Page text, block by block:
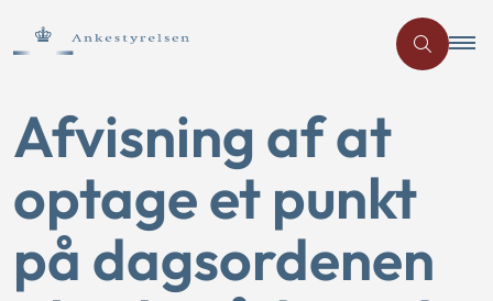
Afvisning af at
optage et punkt
på dagsordenen